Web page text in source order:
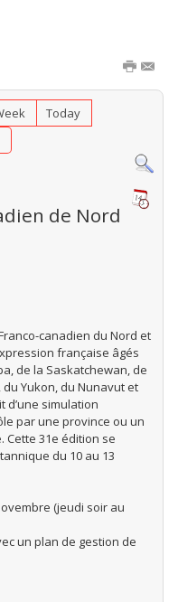
Today
de Nord
canadien du Nord et
française âgés
de la Saskatchewan, de
Yukon, du Nunavut et
d’une simulation
par une province ou un
Cette 31e édition se
du 10 au 13
(jeudi soir au
un plan de gestion de